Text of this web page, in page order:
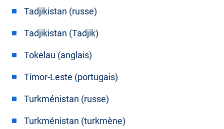
Tadjikistan (russe)
Tadjikistan (Tadjik)
Tokelau (anglais)
Timor-Leste (portugais)
Turkménistan (russe)
Turkménistan (turkmène)